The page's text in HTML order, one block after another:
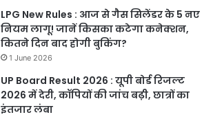
LPG New Rules : आज से गैस सिलेंडर के 5 नए
नियम लागू! जानें किसका कटेगा कनेक्शन,
कितने दिन बाद होगी बुकिंग?
1 June 2026
UP Board Result 2026 : यूपी बोर्ड रिजल्ट
2026 में देरी, कॉपियों की जांच बढ़ी, छात्रों का
इंतजार लंबा